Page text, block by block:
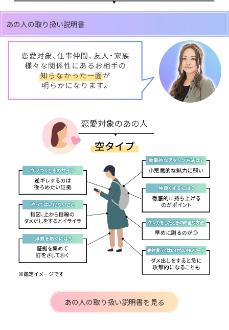
あの人の取り扱い説明書
あの人の取り扱い説明書を見る